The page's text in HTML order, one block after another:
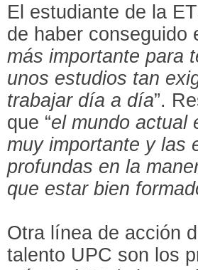
El estudiante de la
de haber conseguido
más importante para
unos estudios tan
trabajar día a día”.
que “el mundo actual
muy importante y las
profundas en la
que estar bien
Otra línea de acción
talento UPC son los